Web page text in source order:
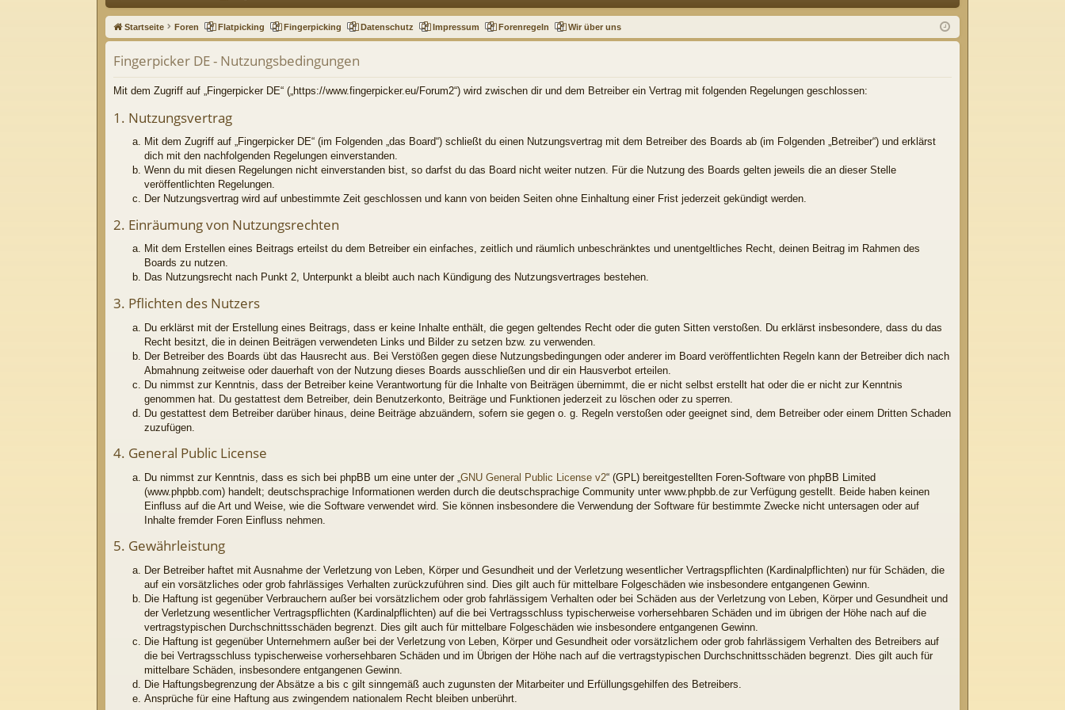
ne
llz
ug
riff
Q m
el
ist
rie
Startseite Foren Flatpicking Fingerpicking Datenschutz Impressum Forenregeln Wir über uns
Fingerpicker DE - Nutzungsbedingungen
Mit dem Zugriff auf „Fingerpicker DE“ („https://www.fingerpicker.eu/Forum2“) wird zwischen dir und dem Betreiber ein Vertrag mit folgenden Regelungen geschlossen:
1. Nutzungsvertrag
Mit dem Zugriff auf „Fingerpicker DE“ (im Folgenden „das Board“) schließt du einen Nutzungsvertrag mit dem Betreiber des Boards ab (im Folgenden „Betreiber“) und erklärst
dich mit den nachfolgenden Regelungen einverstanden.
Wenn du mit diesen Regelungen nicht einverstanden bist, so darfst du das Board nicht weiter nutzen. Für die Nutzung des Boards gelten jeweils die an dieser Stelle
veröffentlichten Regelungen.
Der Nutzungsvertrag wird auf unbestimmte Zeit geschlossen und kann von beiden Seiten ohne Einhaltung einer Frist jederzeit gekündigt werden.
2. Einräumung von Nutzungsrechten
Mit dem Erstellen eines Beitrags erteilst du dem Betreiber ein einfaches, zeitlich und räumlich unbeschränktes und unentgeltliches Recht, deinen Beitrag im Rahmen des
Boards zu nutzen.
Das Nutzungsrecht nach Punkt 2, Unterpunkt a bleibt auch nach Kündigung des Nutzungsvertrages bestehen.
3. Pflichten des Nutzers
Du erklärst mit der Erstellung eines Beitrags, dass er keine Inhalte enthält, die gegen geltendes Recht oder die guten Sitten verstoßen. Du erklärst insbesondere, dass du das
Recht besitzt, die in deinen Beiträgen verwendeten Links und Bilder zu setzen bzw. zu verwenden.
Der Betreiber des Boards übt das Hausrecht aus. Bei Verstößen gegen diese Nutzungsbedingungen oder anderer im Board veröffentlichten Regeln kann der Betreiber dich nach
Abmahnung zeitweise oder dauerhaft von der Nutzung dieses Boards ausschließen und dir ein Hausverbot erteilen.
Du nimmst zur Kenntnis, dass der Betreiber keine Verantwortung für die Inhalte von Beiträgen übernimmt, die er nicht selbst erstellt hat oder die er nicht zur Kenntnis
genommen hat. Du gestattest dem Betreiber, dein Benutzerkonto, Beiträge und Funktionen jederzeit zu löschen oder zu sperren.
Du gestattest dem Betreiber darüber hinaus, deine Beiträge abzuändern, sofern sie gegen o. g. Regeln verstoßen oder geeignet sind, dem Betreiber oder einem Dritten Schaden
zuzufügen.
4. General Public License
Du nimmst zur Kenntnis, dass es sich bei phpBB um eine unter der „ GNU General Public License v2“ (GPL) bereitgestellten Foren-Software von phpBB Limited
(www.phpbb.com) handelt; deutschsprachige Informationen werden durch die deutschsprachige Community unter www.phpbb.de zur Verfügung gestellt. Beide haben keinen
Einfluss auf die Art und Weise, wie die Software verwendet wird. Sie können insbesondere die Verwendung der Software für bestimmte Zwecke nicht untersagen oder auf
Inhalte fremder Foren Einfluss nehmen.
5. Gewährleistung
Der Betreiber haftet mit Ausnahme der Verletzung von Leben, Körper und Gesundheit und der Verletzung wesentlicher Vertragspflichten (Kardinalpflichten) nur für Schäden, die
auf ein vorsätzliches oder grob fahrlässiges Verhalten zurückzuführen sind. Dies gilt auch für mittelbare Folgeschäden wie insbesondere entgangenen Gewinn.
Die Haftung ist gegenüber Verbrauchern außer bei vorsätzlichem oder grob fahrlässigem Verhalten oder bei Schäden aus der Verletzung von Leben, Körper und Gesundheit und
der Verletzung wesentlicher Vertragspflichten (Kardinalpflichten) auf die bei Vertragsschluss typischerweise vorhersehbaren Schäden und im übrigen der Höhe nach auf die
vertragstypischen Durchschnittsschäden begrenzt. Dies gilt auch für mittelbare Folgeschäden wie insbesondere entgangenen Gewinn.
Die Haftung ist gegenüber Unternehmern außer bei der Verletzung von Leben, Körper und Gesundheit oder vorsätzlichem oder grob fahrlässigem Verhalten des Betreibers auf
die bei Vertragsschluss typischerweise vorhersehbaren Schäden und im Übrigen der Höhe nach auf die vertragstypischen Durchschnittsschäden begrenzt. Dies gilt auch für
mittelbare Schäden, insbesondere entgangenen Gewinn.
Die Haftungsbegrenzung der Absätze a bis c gilt sinngemäß auch zugunsten der Mitarbeiter und Erfüllungsgehilfen des Betreibers.
Ansprüche für eine Haftung aus zwingendem nationalem Recht bleiben unberührt.